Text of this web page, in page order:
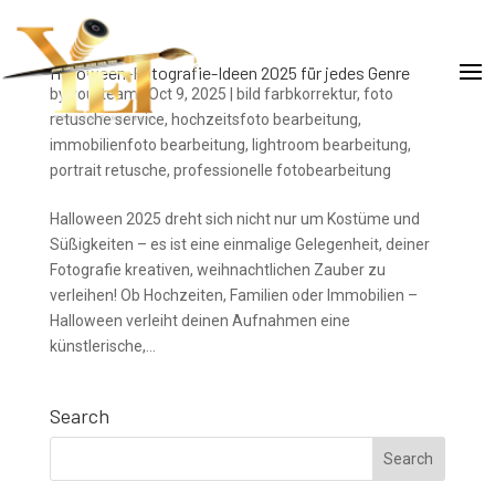
Halloween-Fotografie-Ideen 2025 für jedes Genre
by yourteam| Oct 9, 2025 bild farbkorrektur, foto
retusche service, hochzeitsfoto bearbeitung,
immobilienfoto bearbeitung, lightroom bearbeitung,
portrait retusche, professionelle fotobearbeitung
Halloween 2025 dreht sich nicht nur um Kostüme und
Süßigkeiten – es ist eine einmalige Gelegenheit, deiner
Fotografie kreativen, weihnachtlichen Zauber zu
verleihen! Ob Hochzeiten, Familien oder Immobilien –
Halloween verleiht deinen Aufnahmen eine
künstlerische,...
Search